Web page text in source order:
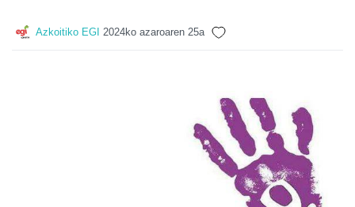
Azkoitiko EGI 2024ko azaroaren 25a